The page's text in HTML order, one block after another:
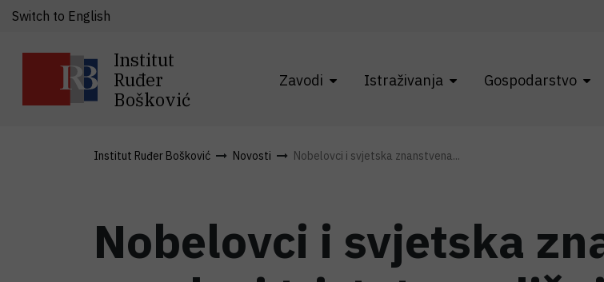
Institut
Ruđer
Bošković
Zavodi Istraživanja Gospodarstvo
Switch to English
Institut Ruđer Bošković Novosti Nobelovci i svjetska znanstvena...
Nobelovci i svjetska